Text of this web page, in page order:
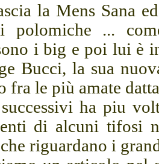
la Mens Sana
polomiche ...
i big e poi lui è
Bucci, la sua
fra le più amate
ha piu
di alcuni tifosi
riguardano i